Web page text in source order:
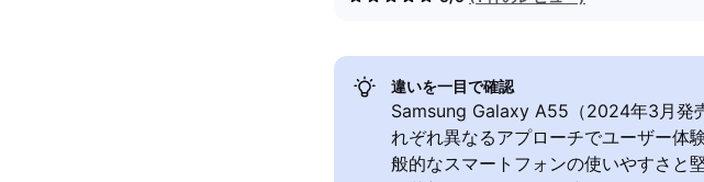
違いを一目で確認
Samsung Galaxy A55（2024年3月発
れぞれ異なるアプローチでユーザー体
般的なスマートフォンの使いやすさと